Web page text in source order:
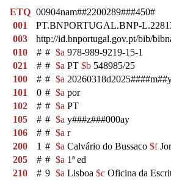
ETQ 00904nam##2200289###450#
001
PT.BNPORTUGAL.BNP-
003
http://id.bnportugal.gov.pt/bib/
010
# # $a 978-989-9219-15-1
021
# # $a PT $b 548985/25
100
# # $a
101
0 # $a por
102
# # $a PT
105
# # $a y###z###000ay
106
# # $a r
200
1 # $a Calvário do Bussaco $f
205
# # $a 1ª ed
210
# 9 $a Lisboa $c Oficina da